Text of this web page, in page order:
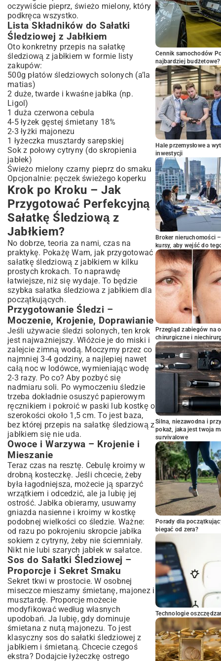
oczywiście pieprz, świeżo mielony, który
podkręca wszystko.
Lista Składników do Sałatki
Śledziowej z Jabłkiem
Oto konkretny przepis na sałatkę
śledziową z jabłkiem w formie listy
zakupów:
500g płatów śledziowych solonych (a’la
matias)
2 duże, twarde i kwaśne jabłka (np.
Ligol)
1 duża czerwona cebula
4-5 łyżek gęstej śmietany 18%
2-3 łyżki majonezu
1 łyżeczka musztardy sarepskiej
Sok z połowy cytryny (do skropienia
jabłek)
Świeżo mielony czarny pieprz do smaku
Opcjonalnie: pęczek świeżego koperku
Krok po Kroku – Jak
Przygotować Perfekcyjną
Sałatkę Śledziową z
Jabłkiem?
No dobrze, teoria za nami, czas na
praktykę. Pokażę Wam, jak przygotować
sałatkę śledziową z jabłkiem w kilku
prostych krokach. To naprawdę
łatwiejsze, niż się wydaje. To będzie
szybka sałatka śledziowa z jabłkiem dla
początkujących.
Przygotowanie Śledzi –
Moczenie, Krojenie, Doprawianie
Jeśli używacie śledzi solonych, ten krok
jest najważniejszy. Włóżcie je do miski i
zalejcie zimną wodą. Moczymy przez co
najmniej 3-4 godziny, a najlepiej nawet
całą noc w lodówce, wymieniając wodę
2-3 razy. Po co? Aby pozbyć się
nadmiaru soli. Po wymoczeniu śledzie
trzeba dokładnie osuszyć papierowym
ręcznikiem i pokroić w paski lub kostkę o
szerokości około 1,5 cm. To jest baza,
bez której przepis na sałatkę śledziową z
jabłkiem się nie uda.
Owoce i Warzywa – Krojenie i
Mieszanie
Teraz czas na resztę. Cebulę kroimy w
drobną kosteczkę. Jeśli chcecie, żeby
była łagodniejsza, możecie ją sparzyć
wrzątkiem i odcedzić, ale ja lubię jej
ostrość. Jabłka obieramy, usuwamy
gniazda nasienne i kroimy w kostkę
podobnej wielkości co śledzie. Ważne:
od razu po pokrojeniu skropcie jabłka
sokiem z cytryny, żeby nie ściemniały.
Nikt nie lubi szarych jabłek w sałatce.
Sos do Sałatki Śledziowej –
Proporcje i Sekret Smaku
Sekret tkwi w prostocie. W osobnej
miseczce mieszamy śmietanę, majonez i
musztardę. Proporcje możecie
modyfikować według własnych
upodobań. Ja lubię, gdy dominuje
śmietana z nutą majonezu. To jest
klasyczny sos do sałatki śledziowej z
jabłkiem i śmietaną. Chcecie czegoś
ekstra? Dodajcie łyżeczkę ostrego
Cennik samochodów
najbardziej budżetowe?
Hale przemysłowe a
inwestycji
Broker nieruchomości
kursy, aby wejść do
Przegląd zabiegów na
chirurgiczne i
Silna, niezawodna i
pokaż, jaka jest twoja
survivalowe
Porady dla
biegać od zera?
Technologie